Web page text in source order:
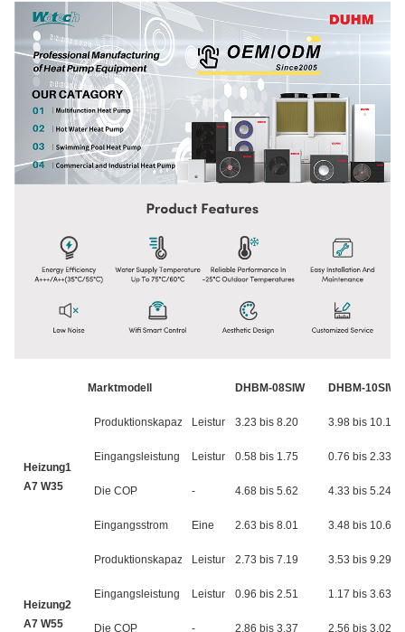
Marktmodell DHBM-08SIW DHBM-10SIW
Heizung1
A7 W35
ProduktionskapazitätLeistung 3.23 bis 8.20 3.98 bis 10.10
Eingangsleistung Leistung 0.58 bis 1.75 0.76 bis 2.33
Die COP - 4.68 bis 5.62 4.33 bis 5.24
Eingangsstrom Eine 2.63 bis 8.01 3.48 bis 10.66
Heizung2
A7 W55
ProduktionskapazitätLeistung 2.73 bis 7.19 3.53 bis 9.29
Eingangsleistung Leistung 0.96 bis 2.51 1.17 bis 3.63
Die COP - 2.86 bis 3.37 2.56 bis 3.02